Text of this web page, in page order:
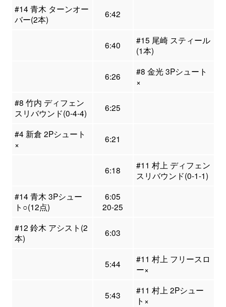
#14 青木 ターンオー
バー(2本)
6:42
6:40
#15 尾崎 スティール
(1本)
6:26
#8 金光 3Pシュート
×
#8 竹内 ディフェン
スリバウンド(0-4-4)
6:25
#4 新倉 2Pシュート
×
6:21
6:18
#11 村上 ディフェン
スリバウンド(0-1-1)
#14 青木 3Pシュー
ト○(12点)
6:05
20-25
#12 鈴木 アシスト(2
本)
6:03
5:44
#11 村上 フリースロ
ー×
5:43
#11 村上 2Pシュー
ト×